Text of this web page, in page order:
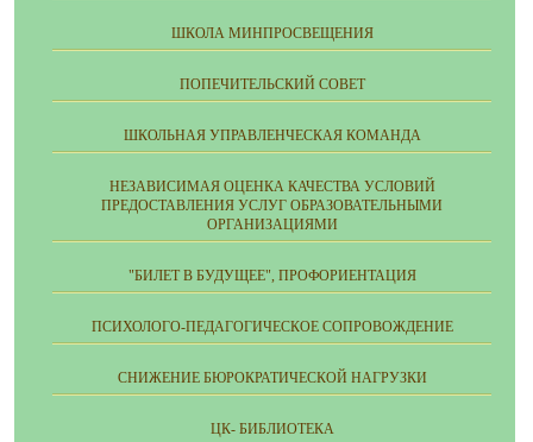
ШКОЛА МИНПРОСВЕЩЕНИЯ
ПОПЕЧИТЕЛЬСКИЙ СОВЕТ
ШКОЛЬНАЯ УПРАВЛЕНЧЕСКАЯ КОМАНДА
НЕЗАВИСИМАЯ ОЦЕНКА КАЧЕСТВА УСЛОВИЙ
ПРЕДОСТАВЛЕНИЯ УСЛУГ ОБРАЗОВАТЕЛЬНЫМИ
ОРГАНИЗАЦИЯМИ
"БИЛЕТ В БУДУЩЕЕ", ПРОФОРИЕНТАЦИЯ
ПСИХОЛОГО-ПЕДАГОГИЧЕСКОЕ СОПРОВОЖДЕНИЕ
СНИЖЕНИЕ БЮРОКРАТИЧЕСКОЙ НАГРУЗКИ
ЦК- БИБЛИОТЕКА